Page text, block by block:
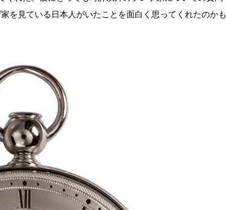
を見ている日本人がいたことを面白く思ってくれたのかも